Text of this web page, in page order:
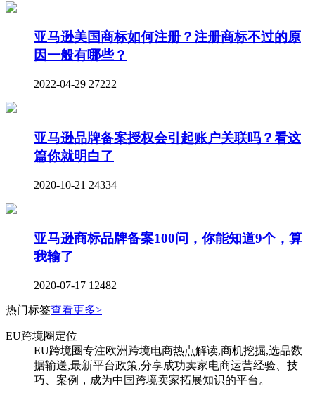
亚马逊美国商标如何注册？注册商标不过的原
因一般有哪些？
2022-04-29 27222
亚马逊品牌备案授权会引起账户关联吗？看这
篇你就明白了
2020-10-21 24334
亚马逊商标品牌备案100问，你能知道9个，算
我输了
2020-07-17 12482
热门标签查看更多>
EU跨境圈定位
EU跨境圈专注欧洲跨境电商热点解读,商机挖掘,选品数
据输送,最新平台政策,分享成功卖家电商运营经验、技
巧、案例，成为中国跨境卖家拓展知识的平台。